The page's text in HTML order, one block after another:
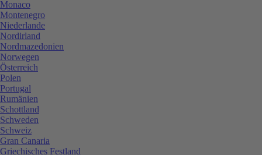
Monaco
Montenegro
Niederlande
Nordirland
Nordmazedonien
Norwegen
Österreich
Polen
Portugal
Rumänien
Schottland
Schweden
Schweiz
Gran Canaria
Griechisches Festland